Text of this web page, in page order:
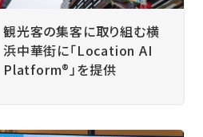
観光客の集客に取り組む横
浜中華街に「Location AI
Platform®」を提供